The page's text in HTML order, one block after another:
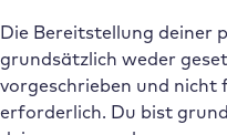
Die Bereitstellung deiner
grundsätzlich weder
vorgeschrieben und nicht
erforderlich. Du bist